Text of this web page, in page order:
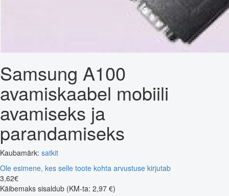
Samsung A100
avamiskaabel mobiili
avamiseks ja
parandamiseks
Kaubamärk: satkit
Ole esimene, kes selle toote kohta arvustuse kirjutab
3,62€
Käibemaks sisaldub (KM-ta: 2,97 €)